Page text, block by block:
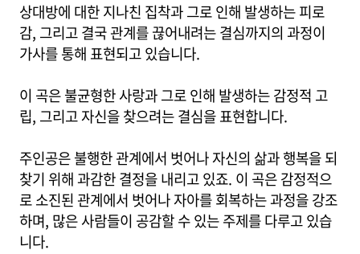
상대방에 대한 지나친 집착과 그로 인해 발생하는 피로
감, 그리고 결국 관계를 끊어내려는 결심까지의 과정이
가사를 통해 표현되고 있습니다.
이 곡은 불균형한 사랑과 그로 인해 발생하는 감정적 고
립, 그리고 자신을 찾으려는 결심을 표현합니다.
주인공은 불행한 관계에서 벗어나 자신의 삶과 행복을 되
찾기 위해 과감한 결정을 내리고 있죠. 이 곡은 감정적으
로 소진된 관계에서 벗어나 자아를 회복하는 과정을 강조
하며, 많은 사람들이 공감할 수 있는 주제를 다루고 있습
니다.